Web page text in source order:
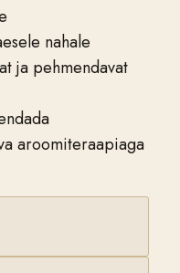
nahale
ja pehmendavat
aroomiteraapiaga